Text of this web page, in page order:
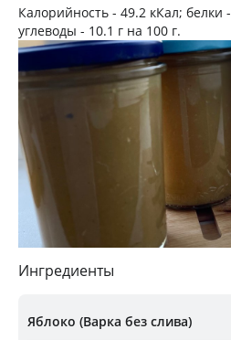
Калорийность - 49.2 кКал; белки -
углеводы - 10.1 г на 100 г.
Ингредиенты
Яблоко (Варка без слива)